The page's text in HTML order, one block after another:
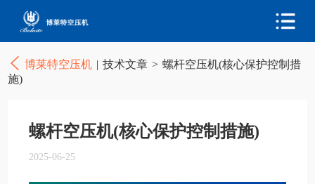
博莱特空压机 | 技术文章 > 螺杆空压机(核心保护控制措
施)
螺杆空压机(核心保护控制措施)
2025-06-25